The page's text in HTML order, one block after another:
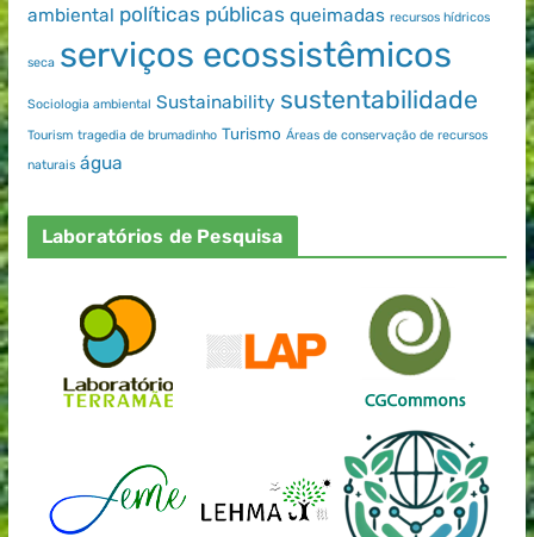
ambiental políticas públicas queimadas recursos hídricos
seca serviços ecossistêmicos
Sociologia ambiental Sustainability sustentabilidade
Tourism tragedia de brumadinho Turismo Áreas de conservação de recursos
naturais água
Laboratórios de Pesquisa